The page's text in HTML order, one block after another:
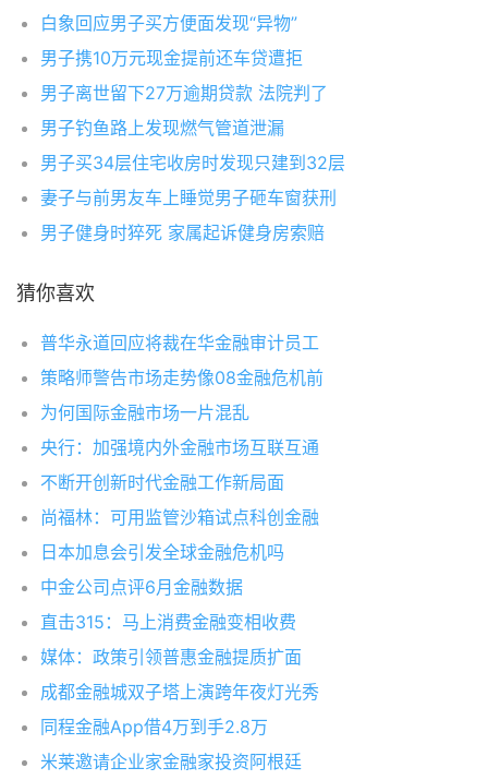
白象回应男子买方便面发现“异物”
男子携10万元现金提前还车贷遭拒
男子离世留下27万逾期贷款 法院判了
男子钓鱼路上发现燃气管道泄漏
男子买34层住宅收房时发现只建到32层
妻子与前男友车上睡觉男子砸车窗获刑
男子健身时猝死 家属起诉健身房索赔
猜你喜欢
普华永道回应将裁在华金融审计员工
策略师警告市场走势像08金融危机前
为何国际金融市场一片混乱
央行：加强境内外金融市场互联互通
不断开创新时代金融工作新局面
尚福林：可用监管沙箱试点科创金融
日本加息会引发全球金融危机吗
中金公司点评6月金融数据
直击315：马上消费金融变相收费
媒体：政策引领普惠金融提质扩面
成都金融城双子塔上演跨年夜灯光秀
同程金融App借4万到手2.8万
米莱邀请企业家金融家投资阿根廷